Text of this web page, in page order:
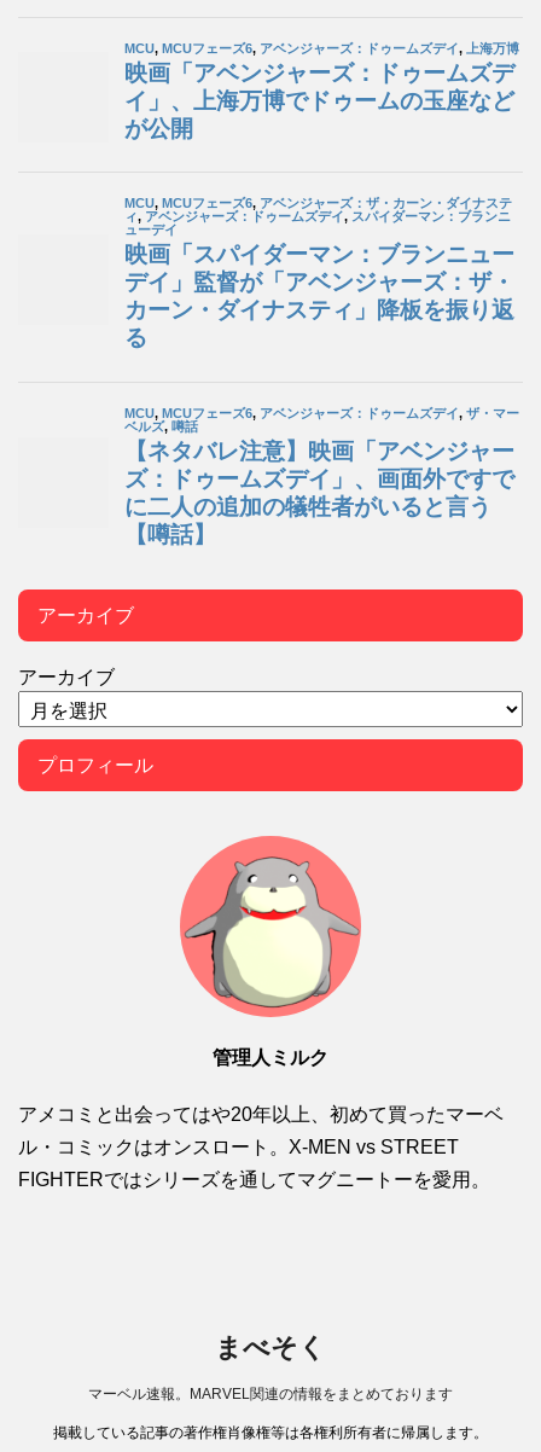
アーカイブ
アーカイブ
プロフィール
管理人ミルク
アメコミと出会ってはや20年以上、初めて買ったマーベ
ル・コミックはオンスロート。X-MEN vs STREET
FIGHTERではシリーズを通してマグニートーを愛用。
まべそく
マーベル速報。MARVEL関連の情報をまとめております
掲載している記事の著作権肖像権等は各権利所有者に帰属します。